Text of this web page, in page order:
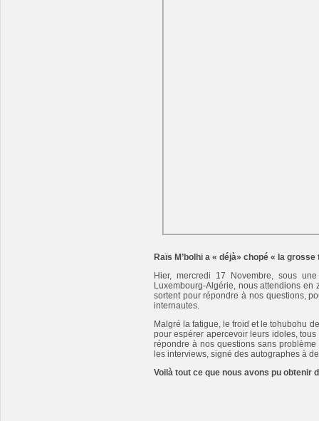
Raïs M’bolhi a « déjà» chopé « la grosse
Hier, mercredi 17 Novembre, sous
Luxembourg-Algérie, nous attendions en
sortent pour répondre à nos questions,
internautes.
Malgré la fatigue, le froid et le tohubohu
pour espérer apercevoir leurs idoles,
répondre à nos questions sans
les interviews, signé des autographes à
Voilà tout ce que nous avons pu obtenir